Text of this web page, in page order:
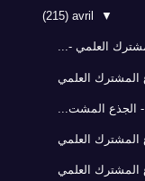
▼
avril
(215)
العلمي -...
المشترك العلمي
الجذع المشت...
العلمي
المشترك العلمي